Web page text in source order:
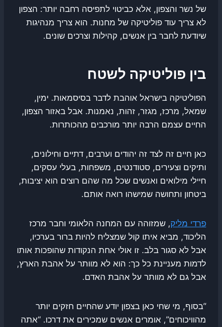
של נשר והצפון, אלא כביטוי לתפיסה רחבה יותר: הצפון
לא צריך עוד פוליטיקה של מחנות. הוא צריך מנהיגות
שיודעת לחבר בין אנשים, קהילות וצרכים שונים.
בין פוליטיקה לשטח
הפוליטיקה בישראל אוהבת לדבר בסיסמאות. ימין,
שמאל, מרכז, מגזר, זהות, נאמנות. אבל באזור הצפון,
החיים עצמם הרבה יותר מורכבים מהכותרות.
כאן חיים זה לצד זה יהודים וערבים, דתיים וחילונים,
ותיקים וצעירים, סטודנטים, משפחות, בעלי עסקים,
חיילי מילואים ואנשים שכל מה שהם רוצים הוא יציבות,
ביטחון ותחושה שמישהו רואה אותם.
פרדי מליק, שמזוהה עם המחנה הלאומי וחבר מרכז
הליכוד, מביא איתו קול שמצליח להיות ברור בערכיו,
אבל לא סגור בלב. זו אולי אחת הנקודות שהופכות אותו
לדמות מעניינת כל כך: הוא לא מוותר על אהבת הארץ,
אבל גם לא מוותר על אהבת האדם.
“בסוף, מי שחי כאן בצפון יודע שהחיים חזקים יותר
מהוויכוחים”, אומרים אנשים שמכירים את דרכו. “אתה